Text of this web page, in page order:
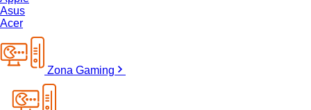
Asus
Acer
Zona Gaming